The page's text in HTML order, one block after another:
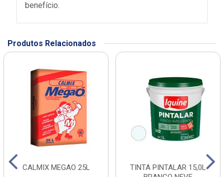
benefício.
Produtos Relacionados
CALMIX MEGAO 25L
TINTA PINTALAR 15,0L